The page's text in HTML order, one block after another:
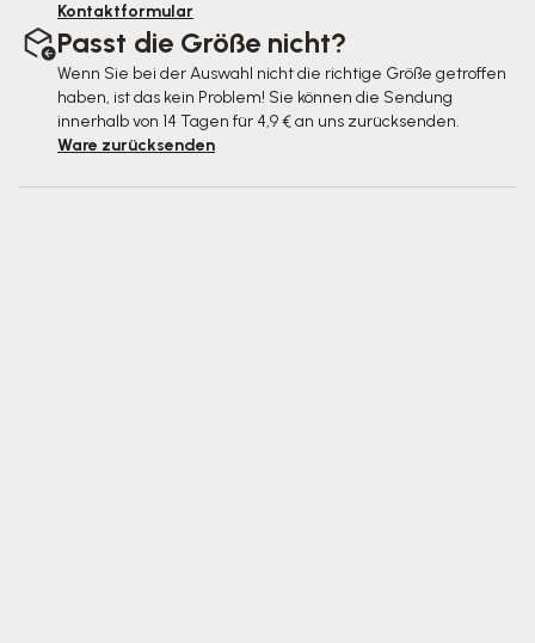
Kontaktformular
Passt die Größe nicht?
Wenn Sie bei der Auswahl nicht die richtige Größe getroffen
haben, ist das kein Problem! Sie können die Sendung
innerhalb von 14 Tagen für 4,9 € an uns zurücksenden.
Ware zurücksenden